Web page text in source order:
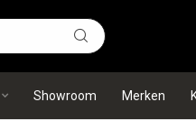
Showroom Merken